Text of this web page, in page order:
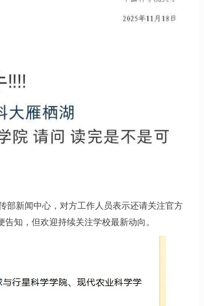
部新闻中心，对方工作人员表示还请关注官方
知，但欢迎持续关注学校最新动向。